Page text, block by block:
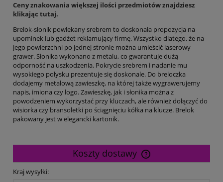
Ceny znakowania większej ilości przedmiotów znajdziesz
klikając tutaj.
Brelok-słonik powlekany srebrem to doskonała propozycja na
upominek lub gadżet reklamujący firmę. Wszystko dlatego, że na
jego powierzchni po jednej stronie można umieścić laserowy
grawer. Słonika wykonano z metalu, co gwarantuje dużą
odporność na uszkodzenia. Pokrycie srebrem i nadanie mu
wysokiego połysku prezentuje się doskonale. Do breloczka
dodajemy metalową zawieszkę, na której także wygrawerujemy
napis, imiona czy logo. Zawieszkę, jak i słonika można z
powodzeniem wykorzystać przy kluczach, ale również dołączyć do
wisiorka czy bransoletki po ściągnięciu kółka na klucze. Brelok
pakowany jest w elegancki kartonik.
Koszty dostawy
Cena nie zawiera ewentualnych kosztów płatności
Kraj wysyłki: